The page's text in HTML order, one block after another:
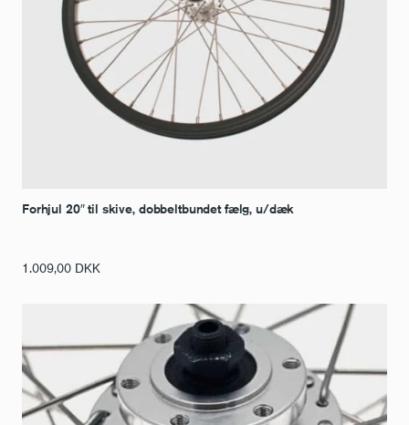
Forhjul 20″ til skive, dobbeltbundet fælg, u/dæk
1.009,00 DKK